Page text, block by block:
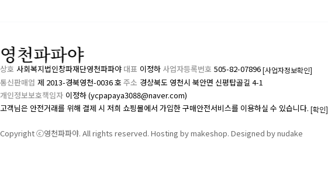
상호 사회복지법인창파재단영천파파야 대표 이정하 사업자등록번호 505-82-07896[사업자정보확인]
통신판매업 제 2013-경북영천-0036 호 주소 경상북도 영천시 북안면 신평탑골길 4-1
개인정보보호책임자 이정하 (ycpapaya3088@naver.com)
고객님은 안전거래를 위해 결제 시 저희 쇼핑몰에서 가입한 구매안전서비스를 이용하실 수 있습니다. [확인]
Copyright ⓒ영천파파야. All rights reserved. Hosting by makeshop. Designed by nudake